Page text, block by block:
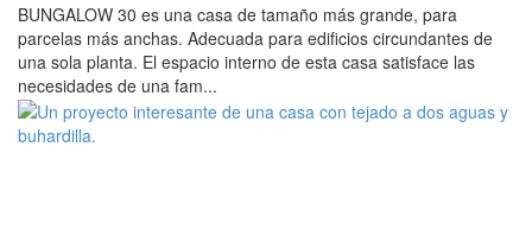
BUNGALOW 30 es una casa de tamaño más grande, para
parcelas más anchas. Adecuada para edificios circundantes de
una sola planta. El espacio interno de esta casa satisface las
necesidades de una fam...